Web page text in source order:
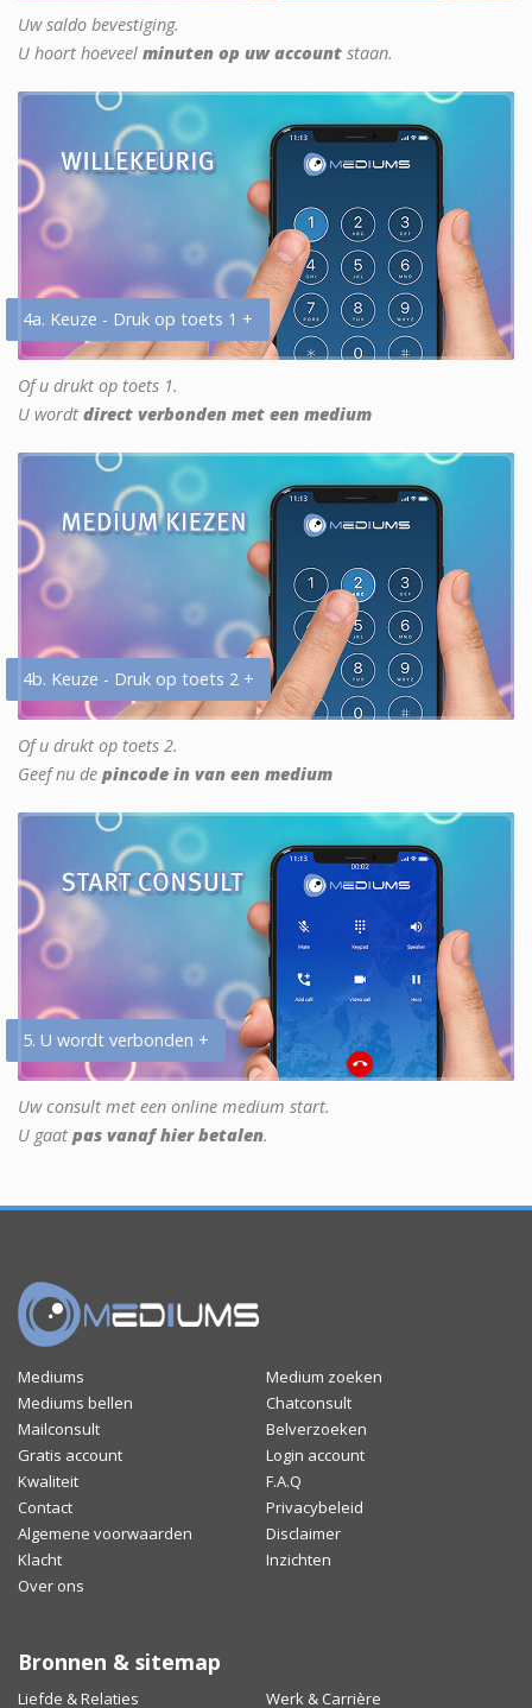
Uw saldo bevestiging.
U hoort hoeveel minuten op uw account staan.
4a. Keuze - Druk op toets 1 +
Of u drukt op toets 1.
U wordt direct verbonden met een medium
4b. Keuze - Druk op toets 2 +
Of u drukt op toets 2.
Geef nu de pincode in van een medium
5. U wordt verbonden +
Uw consult met een online medium start.
U gaat pas vanaf hier betalen.
Mediums
Medium zoeken
Mediums bellen
Chatconsult
Mailconsult
Belverzoeken
Gratis account
Login account
Kwaliteit
F.A.Q
Contact
Privacybeleid
Algemene voorwaarden
Disclaimer
Klacht
Inzichten
Over ons
Bronnen & sitemap
Liefde & Relaties Werk & Carrière